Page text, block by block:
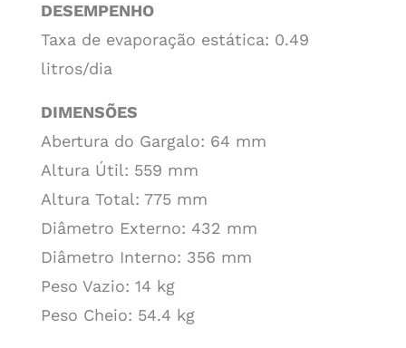
DESEMPENHO
Taxa de evaporação estática: 0.49
litros/dia
DIMENSÕES
Abertura do Gargalo: 64 mm
Altura Útil: 559 mm
Altura Total: 775 mm
Diâmetro Externo: 432 mm
Diâmetro Interno: 356 mm
Peso Vazio: 14 kg
Peso Cheio: 54.4 kg